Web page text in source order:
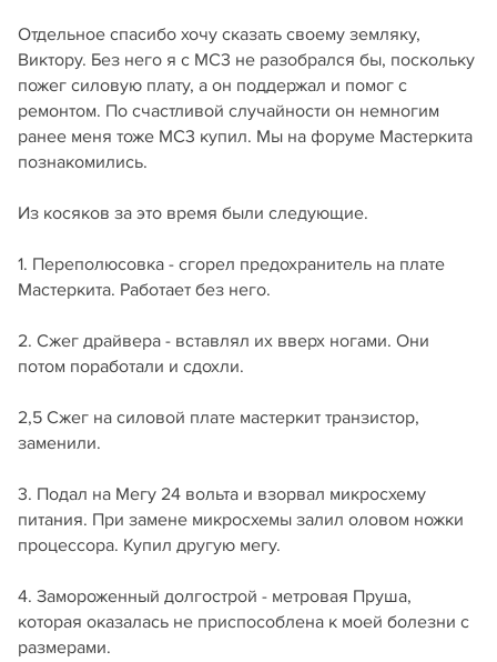
Отдельное спасибо хочу сказать своему земляку,
Виктору. Без него я с МС3 не разобрался бы, поскольку
пожег силовую плату, а он поддержал и помог с
ремонтом. По счастливой случайности он немногим
ранее меня тоже МС3 купил. Мы на форуме Мастеркита
познакомились.
Из косяков за это время были следующие.
1. Переполюсовка - сгорел предохранитель на плате
Мастеркита. Работает без него.
2. Сжег драйвера - вставлял их вверх ногами. Они
потом поработали и сдохли.
2,5 Сжег на силовой плате мастеркит транзистор,
заменили.
3. Подал на Мегу 24 вольта и взорвал микросхему
питания. При замене микросхемы залил оловом ножки
процессора. Купил другую мегу.
4. Замороженный долгострой - метровая Пруша,
которая оказалась не приспособлена к моей болезни с
размерами.